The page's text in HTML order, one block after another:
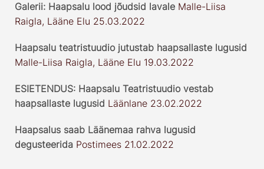
Galerii: Haapsalu lood jõudsid lavale Malle-Liisa
Raigla, Lääne Elu 25.03.2022
Haapsalu teatristuudio jutustab haapsallaste lugusid
Malle-Liisa Raigla, Lääne Elu 19.03.2022
ESIETENDUS: Haapsalu Teatristuudio vestab
haapsallaste lugusid Läänlane 23.02.2022
Haapsalus saab Läänemaa rahva lugusid
degusteerida Postimees 21.02.2022